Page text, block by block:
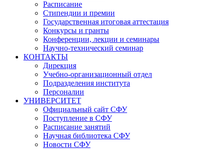
Расписание
Стипендии и премии
Государственная итоговая аттестация
Конкурсы и гранты
Конференции, лекции и семинары
Научно-технический семинар
КОНТАКТЫ
Дирекция
Учебно-организационный отдел
Подразделения института
Персоналии
УНИВЕРСИТЕТ
Официальный сайт СФУ
Поступление в СФУ
Расписание занятий
Научная библиотека СФУ
Новости СФУ